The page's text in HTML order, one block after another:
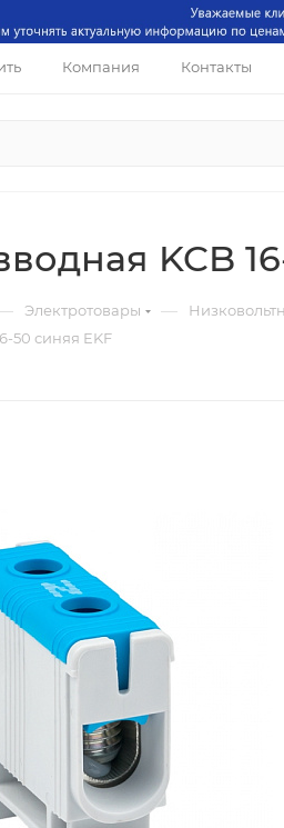
Компания Контакты
KCB
Электротовары —
50 синяя EKF